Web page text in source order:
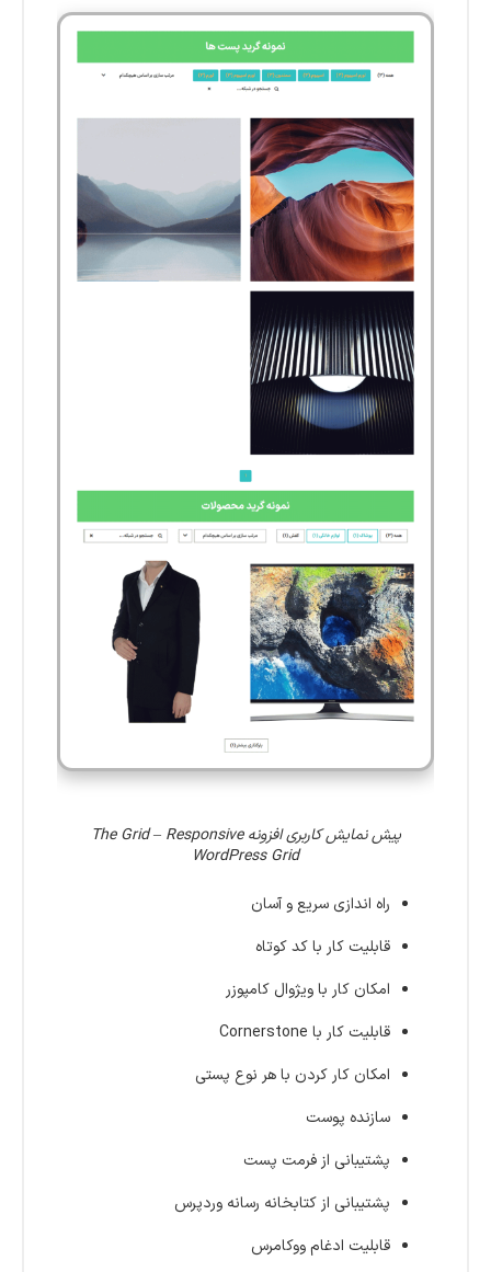
پیش نمایش کاربری افزونه The Grid – Responsive
WordPress Grid
راه اندازی سریع و آسان
قابلیت کار با کد کوتاه
امکان کار با ویژوال کامپوزر
قابلیت کار با Cornerstone
امکان کار کردن با هر نوع پستی
سازنده پوست
پشتیبانی از فرمت پست
پشتیبانی از کتابخانه رسانه وردپرس
قابلیت ادغام ووکامرس